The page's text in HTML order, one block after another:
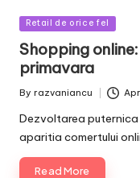
Posted
Retail de orice fel
Shopping
primavara
Posted
By razvaniancu
Dezvoltarea puternica
aparitia comertului
Read More